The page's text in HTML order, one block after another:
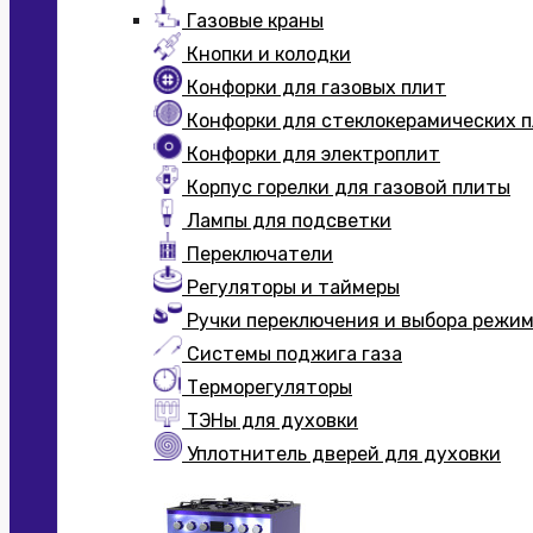
Газовые краны
Кнопки и колодки
Конфорки для газовых плит
Конфорки для стеклокерамических
Конфорки для электроплит
Корпус горелки для газовой плиты
Лампы для подсветки
Переключатели
Регуляторы и таймеры
Ручки переключения и выбора
Системы поджига газа
Терморегуляторы
ТЭНы для духовки
Уплотнитель дверей для духовки